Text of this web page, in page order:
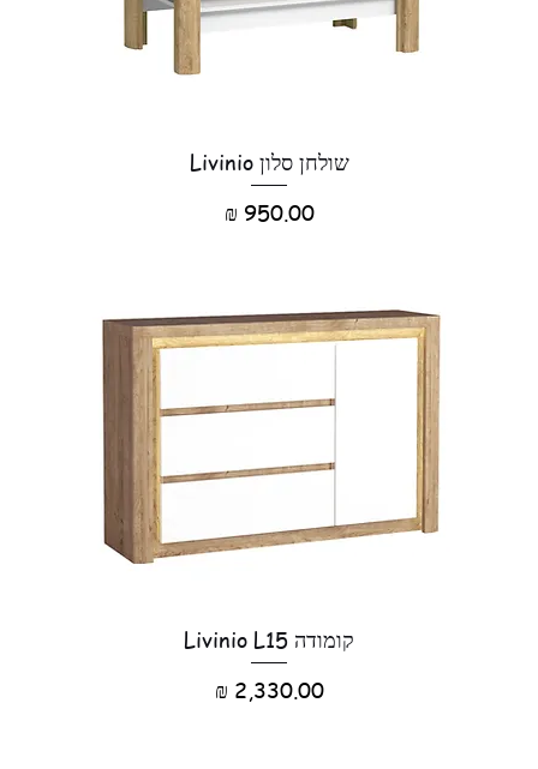
שולחן סלון Livinio
מחיר‏950.00 ‏₪
קומודה Livinio L15
מחיר‏2,330.00 ‏₪